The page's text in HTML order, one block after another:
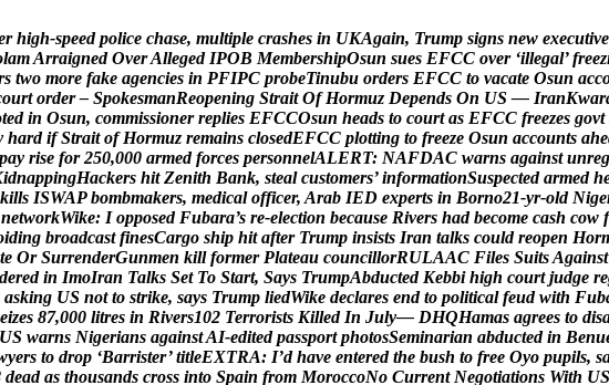
r high-speed police chase, multiple crashes in UKAgain, Trump signs new executive
lamArraigned OverAlleged IPOB MembershipOsun sues EFCC over ‘illegal’ freez
s two more fake agencies in PFIPC probeTinubu orders EFCC to vacate Osun acc
ourt order – SpokesmanReopening Strait Of Hormuz Depends On US — IranKwar
ted in Osun, commissioner replies EFCCOsun heads to court as EFCC freezes govt
hard if Strait of Hormuz remains closedEFCC plotting to freeze Osun accounts ahe
pay rise for 250,000 armed forces personnelALERT: NAFDAC warns against unreg
idnappingHackers hit Zenith Bank, steal customers’ informationSuspected armed h
kills ISWAP bombmakers, medical officer, Arab IED experts in Borno21-yr-old Nige
networkWike: I opposed Fubara’s re-election because Rivers had become cash cow f
iding broadcast finesCargo ship hit after Trump insists Iran talks could reopen Hor
te Or SurrenderGunmen kill former Plateau councillorRULAAC Files SuitsAgainst
dered in ImoIran Talks Set To Start, Says TrumpAbducted Kebbi high court judge re
asking US not to strike, says Trump liedWike declares end to political feud with Fub
eizes 87,000 litres in Rivers102 Terrorists Killed In July— DHQHamas agrees to dis
US warns Nigerians againstAI-edited passport photosSeminarian abducted in Benu
yers to drop ‘Barrister’ titleEXTRA: I’d have entered the bush to free Oyo pupils, s
dead as thousands cross into Spain from MoroccoNo Current Negotiations With US